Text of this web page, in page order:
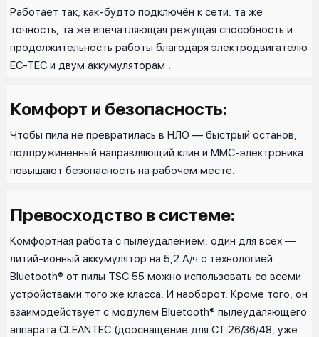
Работает так, как-будто подключён к сети: та же
точность, та же впечатляющая режущая способность и
продолжительность работы благодаря электродвигателю
EC-TEC и двум аккумуляторам .
Комфорт и безопасность:
Чтобы пила не превратилась в НЛО — быстрый останов,
подпружиненный направляющий клин и MMC-электроника
повышают безопасность на рабочем месте.
Превосходство в системе:
Комфортная работа с пылеудалением: один для всех —
литий-ионный аккумулятор на 5,2 А/ч с технологией
Bluetooth® от пилы TSC 55 можно использовать со всеми
устройствами того же класса. И наоборот. Кроме того, он
взаимодействует с модулем Bluetooth® пылеудаляющего
аппарата CLEANTEC (дооснащение для CT 26/36/48, уже